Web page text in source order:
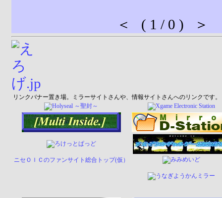
＜ ( 1 / 0 ) ＞
リンクバナー置き場。ミラーサイトさんや、情報サイトさんへのリンクです。
ニセＯＩＣのファンサイト総合トップ(仮）